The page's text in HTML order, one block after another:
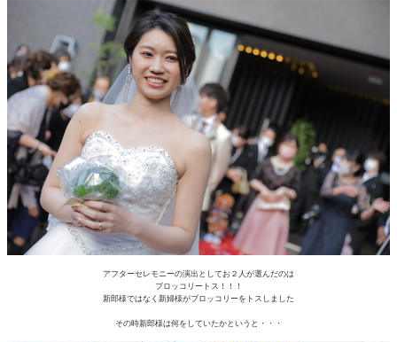
アフターセレモニーの演出としてお２人が選んだのは
ブロッコリートス！！！
新郎様ではなく新婦様がブロッコリーをトスしました
その時新郎様は何をしていたかというと・・・